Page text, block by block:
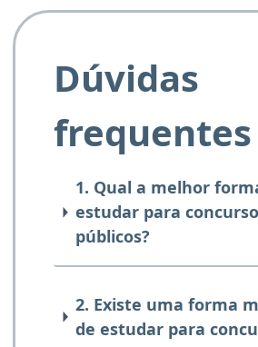
Dúvidas
frequentes
1. Qual a melhor
estudar para
públicos?
2. Existe uma forma
de estudar para